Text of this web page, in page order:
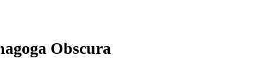
Obscura